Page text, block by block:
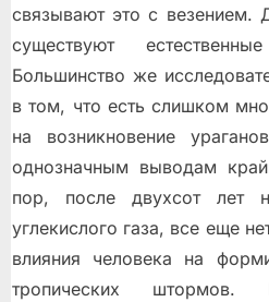
связывают это с везением.
существуют
Большинство же
в том, что есть слишком
на возникновение
однозначным выводам
пор, после двухсот лет
углекислого газа, все еще
влияния человека на
тропических